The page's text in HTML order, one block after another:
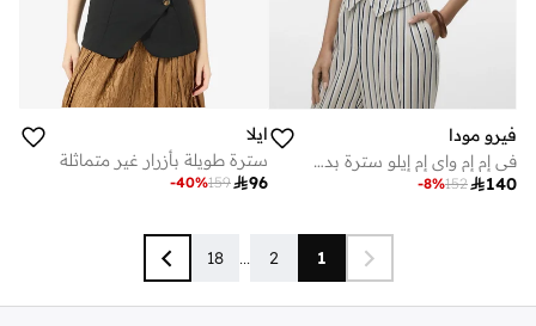
فيرو مودا
في إم إم واي إم إيلو سترة بدون أكمام بقصة خصر
140
152
-8%
ايلا
سترة طويلة بأزرار غير متماثلة
96
159
-40%
1
2
...
18